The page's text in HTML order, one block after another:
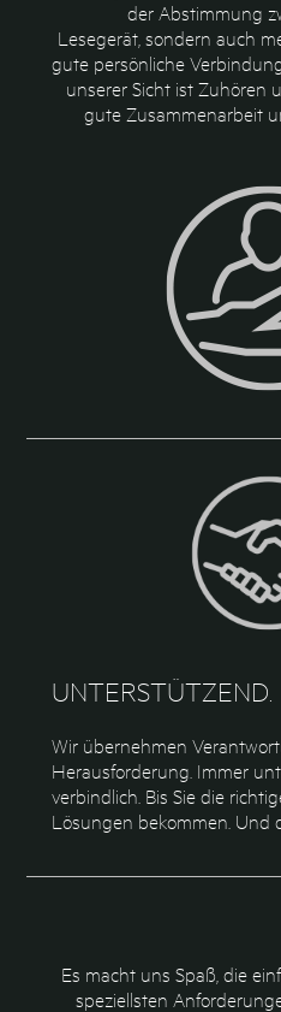
der Abstimmung
Lesegerät, sondern auch
gute persönliche
unserer Sicht ist Zuhören
gute Zusammenarbeit
UNTERSTÜTZEND.
Wir übernehmen
Herausforderung. Immer
verbindlich. Bis Sie die
Lösungen bekommen. Und
Es macht uns Spaß, die
speziellsten